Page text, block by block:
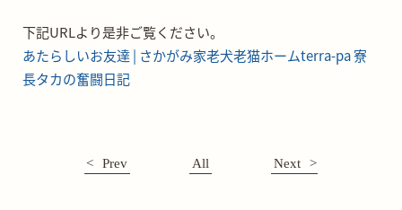
下記URLより是非ご覧ください。
あたらしいお友達 | さかがみ家老犬老猫ホームterra-pa 寮
長タカの奮闘日記
Prev All Next